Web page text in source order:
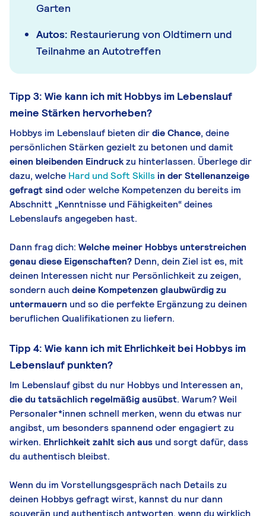
Garten
Autos: Restaurierung von Oldtimern und
Teilnahme an Autotreffen
Tipp 3: Wie kann ich mit Hobbys im Lebenslauf
meine Stärken hervorheben?
Hobbys im Lebenslauf bieten dirdie Chance, deine
persönlichen Stärken gezielt zu betonen und damit
einen bleibenden Eindruckzu hinterlassen. Überlege dir
dazu, welche Hard und Soft Skillsin der Stellenanzeige
gefragt sindoder welche Kompetenzen du bereits im
Abschnitt „Kenntnisse und Fähigkeiten“ deines
Lebenslaufs angegeben hast.
Dann frag dich: Welche meiner Hobbys unterstreichen
genau diese Eigenschaften? Denn, dein Ziel ist es, mit
deinen Interessen nicht nur Persönlichkeit zu zeigen,
sondern auchdeine Kompetenzen glaubwürdig zu
untermauern und so die perfekte Ergänzung zu deinen
beruflichen Qualifikationen zu liefern.
Tipp 4: Wie kann ich mit Ehrlichkeit bei Hobbys im
Lebenslauf punkten?
Im Lebenslauf gibst du nur Hobbys und Interessen an,
die du tatsächlich regelmäßig ausübst. Warum? Weil
Personaler*innen schnell merken, wenn du etwas nur
angibst, um besonders spannend oder engagiert zu
wirken. Ehrlichkeit zahlt sich aus und sorgt dafür, dass
du authentisch bleibst.
Wenn du im Vorstellungsgespräch nach Details zu
deinen Hobbys gefragt wirst, kannst du nur dann
souverän und authentisch antworten, wenn du wirklich